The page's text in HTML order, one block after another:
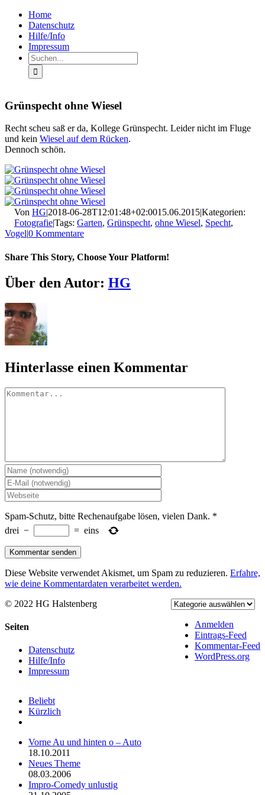
Zum
Inhalt
springen
FacebookHome
Datenschutz
Hilfe/Info
Impressum
Suche
nach:
Grünspecht ohne Wiesel
Recht scheu saß er da, Kollege Grünspecht. Leider nicht im Fluge
und kein Wiesel auf dem Rücken.
Dennoch schön.
Von HG|2018-06-28T12:01:48+02:0015.06.2015|Kategorien:
Fotografie|Tags: Garten, Grünspecht, ohne Wiesel, Specht,
Vogel|0 Kommentare
Share This Story, Choose Your Platform!
Facebook
X
LinkedIn
Pinterest
E-
Mail
Über den Autor: HG
Hinterlasse einen Kommentar
Kommentar
Spam-Schutz, bitte Rechenaufgabe lösen, vielen Dank. *
drei − = eins
Diese Website verwendet Akismet, um Spam zu reduzieren. Erfahre,
wie deine Kommentardaten verarbeitet werden.
Anmelden
Eintrags-Feed
Kommentar-Feed
WordPress.org
© 2022 HG Halstenberg
Toggle
Area
Seiten
Datenschutz
Hilfe/Info
Impressum
Beliebt
Kürzlich
Vorne Au und hinten o – Auto
18.10.2011
Neues Theme
08.03.2006
Impro-Comedy unlustig